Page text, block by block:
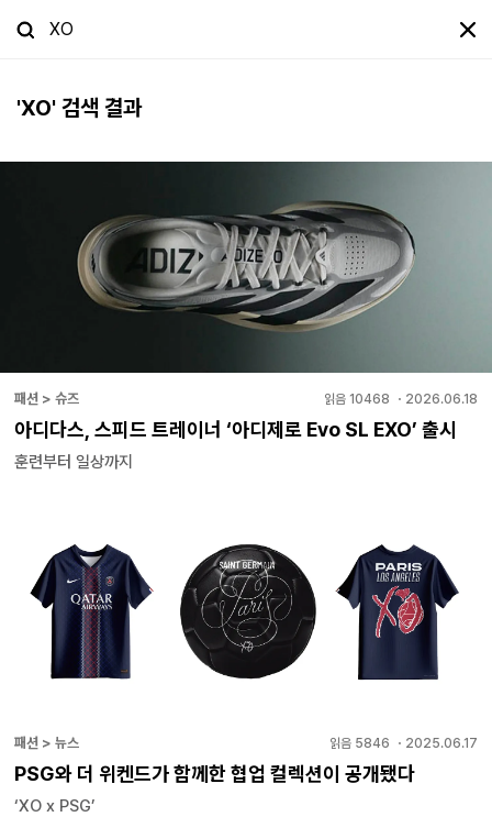
'XO' 검색 결과
패션 > 슈즈 읽음 10468 ・ 2026.06.18
아디다스, 스피드 트레이너 ‘아디제로 Evo SL EXO’ 출시
훈련부터 일상까지
패션 > 뉴스 읽음 5846 ・ 2025.06.17
PSG와 더 위켄드가 함께한 협업 컬렉션이 공개됐다
‘XO x PSG’